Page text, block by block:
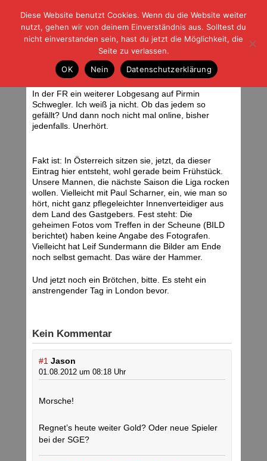
| | |BLOG-GFußball und der Rest
HOME|REGELN|IMPRESSUM |DATENSCHUTZ
Aufwachen!
Mittwoch, 01.08.12 | 08:13 Uhr
<div class="img_caption">Frühstück bei Ikea. Foto: Stefan Krieger.
In der FR ein weiterer Lobgesang auf Pirmin
Schwegler. Ich weiß ja nicht. Ob das jedem so
gefällt? Und dann noch nicht mal online, bisher
jedenfalls. Unerhört.
Fakt ist: In Österreich sitzen sie, jetzt, da dieser
Eintrag hier entsteht, wohl gerade beim Frühstück.
Unsere Mannen, die nächste Saison die Liga rocken
wollen. Vielleicht mit Paul Scharner, ein, wie man so
hört, nicht ganz pflegeleichter Innenverteidiger aus
dem Land des Gastgebers. Fest steht: Die
geheimen Fotos vom Treffen in der Scheune (BILD
berichtet) haben keine Angabe des Fotografen.
Vielleicht hat Leif Sundermann die Bilder am Ende
noch selbst gemacht. Das wäre der Hammer.
Und jetzt noch ein Brötchen, bitte. Es steht ein
anstrengender Tag in London bevor.
Kein Kommentar
#1 Jason
01.08.2012 um 08:18 Uhr
Morsche!
Regnet’s heute weiter Gold? Oder neue Spieler
bei der SGE?
Diese Website benutzt Cookies. Wenn du die Website weiter
nutzt, gehen wir von deinem Einverständnis aus. Solltest du
nicht einverstanden sein, hast du jetzt die Möglichkeit, die
Seite zu verlassen.
OK
Nein Datenschutzerklärung